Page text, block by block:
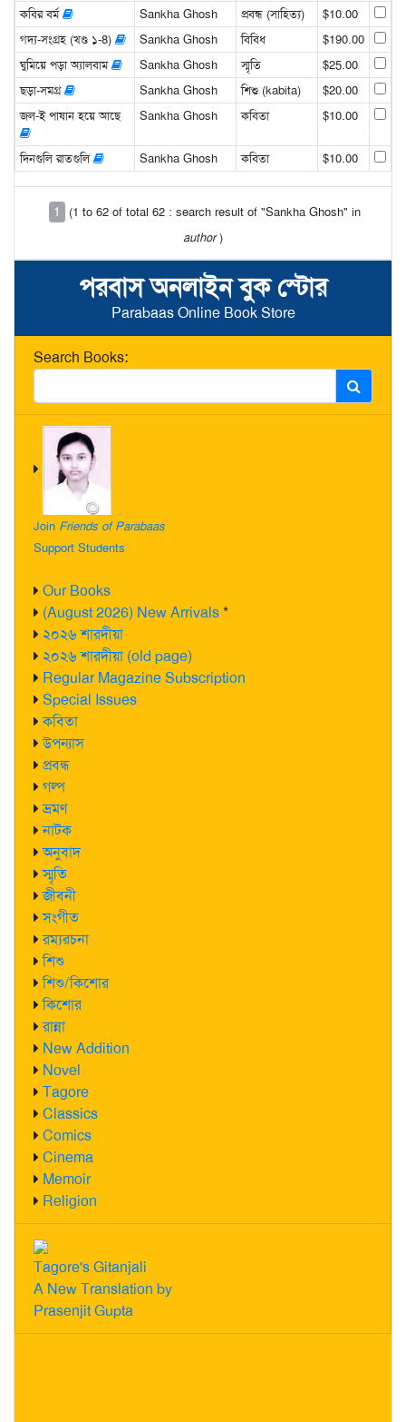
পরবাস অনলাইন বুক স্টোর
Parabaas Online Book Store
Search Books:
Join Friends of Parabaas
Support Students
Our Books
(August 2026) New Arrivals*
২০২৬ শারদীয়া
২০২৬ শারদীয়া (old page)
Regular Magazine Subscription
Special Issues
কবিতা
উপন্যাস
প্রবন্ধ
গল্প
ভ্রমণ
নাটক
অনুবাদ
স্মৃতি
জীবনী
সংগীত
রম্যরচনা
শিশু
শিশু/কিশোর
কিশোর
রান্না
New Addition
Novel
Tagore
Classics
Comics
Cinema
Memoir
Religion
Tagore's Gitanjali
A New Translation by
Prasenjit Gupta
কবির বর্ম Sankha Ghosh প্রবন্ধ (সাহিত্য)
$10.00
গদ্য-সংগ্রহ (খণ্ড ১-8)
Sankha Ghosh বিবিধ
$190.00
ঘুমিয়ে পড়া অ্যালবাম
Sankha Ghosh স্মৃতি
$25.00
ছড়া-সমগ্র
Sankha Ghosh শিশু (kabita)
$20.00
জল-ই পাষান হয়ে আছে
Sankha Ghosh কবিতা $10.00
দিনগুলি রাতগুলি Sankha Ghosh কবিতা $10.00
1
(1 to 62 of total 62 : search result of "Sankha Ghosh" in
author)